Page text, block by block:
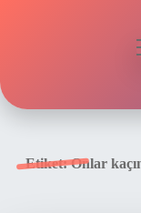
Etiket:Onlar